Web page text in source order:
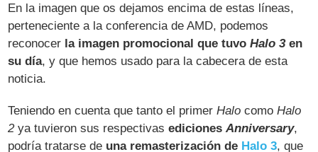
En la imagen que os dejamos encima de estas líneas,
perteneciente a la conferencia de AMD, podemos
reconocer la imagen promocional que tuvoHalo 3en
su día, y que hemos usado para la cabecera de esta
noticia.
Teniendo en cuenta que tanto el primerHalo comoHalo
2ya tuvieron sus respectivasedicionesAnniversary,
podría tratarse de una remasterización de Halo 3, que